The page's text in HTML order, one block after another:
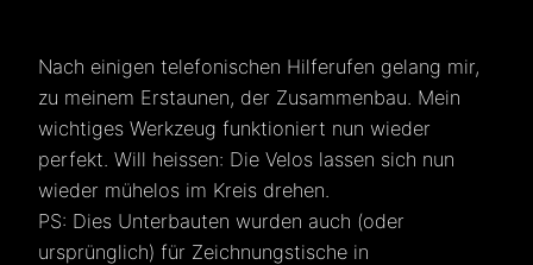
Nach einigen telefonischen Hilferufen gelang mir,
zu meinem Erstaunen, der Zusammenbau. Mein
wichtiges Werkzeug funktioniert nun wieder
perfekt. Will heissen: Die Velos lassen sich nun
wieder mühelos im Kreis drehen.
PS: Dies Unterbauten wurden auch (oder
ursprünglich) für Zeichnungstische in